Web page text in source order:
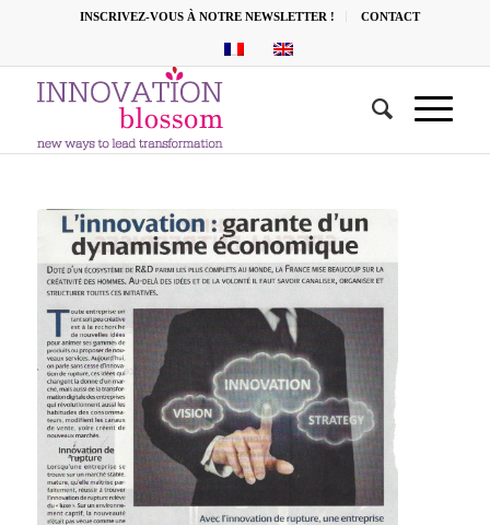
INSCRIVEZ-VOUS À NOTRE NEWSLETTER ! CONTACT